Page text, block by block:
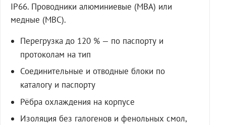
IP66. Проводники алюминиевые (МВА) или
медные (МВС).
Перегрузка до 120 % — по паспорту и
протоколам на тип
Соединительные и отводные блоки по
каталогу и паспорту
Рёбра охлаждения на корпусе
Изоляция без галогенов и фенольных смол,